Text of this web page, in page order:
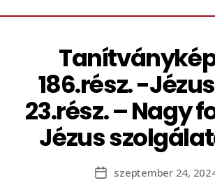
186.rész. -
23.rész. – Nagy
Jézus
szeptember 24,